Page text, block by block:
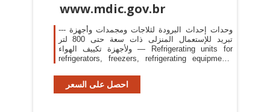
www.mdic.gov.br
--- وحدات إحداث البرودة لثلاجات ومجمدات وأجهزة
تبريد للإستعمال المنزلى ذات سعة حتى 800 لتر
ولأجهزة تكييف الهواء — Refrigerating units for
refrigerators, freezers, refrigerating equipments
conditioning machines
احصل على السعر